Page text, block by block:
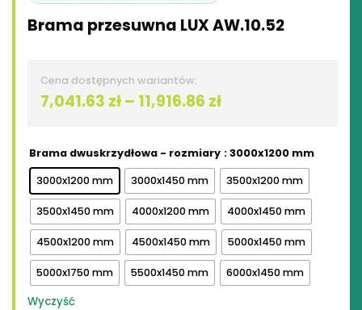
Brama przesuwna LUX AW.10.52
7,041.63 zł– 11,916.86 złZakres
od
7,041.63 zł
do
11,916.86 zł
Brama dwuskrzydłowa - rozmiary : 3000x1200 mm
3000x1200 mm
3000x1450 mm 3500x1200 mm
3500x1450 mm 4000x1200 mm 4000x1450 mm
4500x1200 mm 4500x1450 mm 5000x1450 mm
5000x1750 mm 5500x1450 mm 6000x1450 mm
Wyczyść